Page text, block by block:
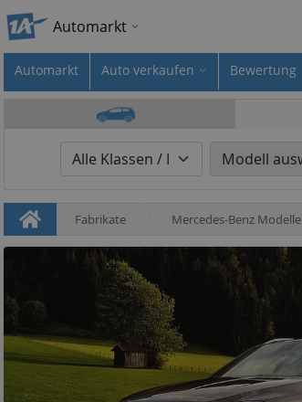
Automarkt
Automarkt Auto verkaufen Bewertung
Fabrikate Mercedes-Benz Modelle